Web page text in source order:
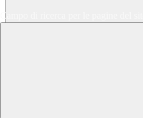
Campo di ricerca per le pagine del sito